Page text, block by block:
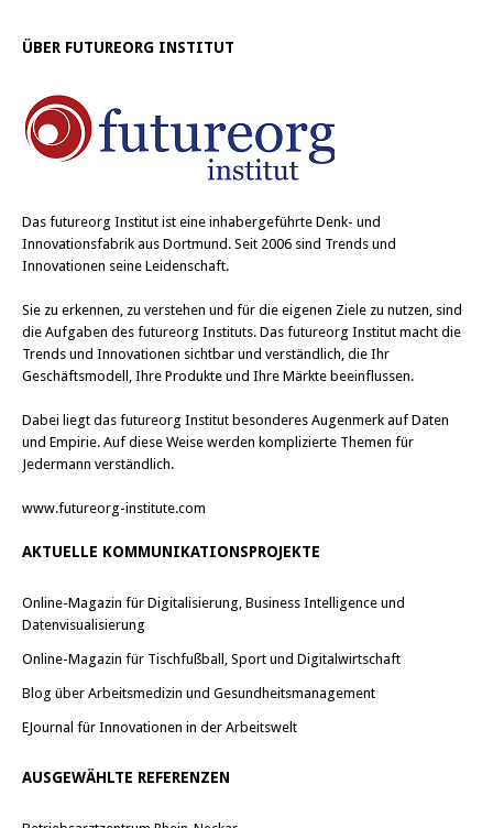
ÜBER FUTUREORG INSTITUT
Das futureorg Institut ist eine inhabergeführte Denk- und
Innovationsfabrik aus Dortmund. Seit 2006 sind Trends und
Innovationen seine Leidenschaft.
Sie zu erkennen, zu verstehen und für die eigenen Ziele zu nutzen, sind
die Aufgaben des futureorg Instituts. Das futureorg Institut macht die
Trends und Innovationen sichtbar und verständlich, die Ihr
Geschäftsmodell, Ihre Produkte und Ihre Märkte beeinflussen.
Dabei liegt das futureorg Institut besonderes Augenmerk auf Daten
und Empirie. Auf diese Weise werden komplizierte Themen für
Jedermann verständlich.
www.futureorg-institute.com
AKTUELLE KOMMUNIKATIONSPROJEKTE
Online-Magazin für Digitalisierung, Business Intelligence und
Datenvisualisierung
Online-Magazin für Tischfußball, Sport und Digitalwirtschaft
Blog über Arbeitsmedizin und Gesundheitsmanagement
EJournal für Innovationen in der Arbeitswelt
AUSGEWÄHLTE REFERENZEN